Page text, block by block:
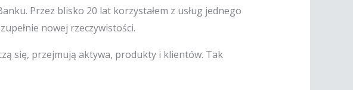
Przez blisko 20 lat korzystałem z usług jednego
nowej rzeczywistości.
się, przejmują aktywa, produkty i klientów. Tak